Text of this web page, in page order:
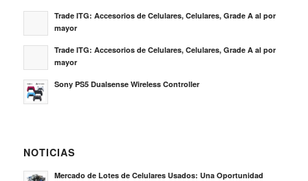
Trade ITG: Accesorios de Celulares, Celulares, Grade A al por
mayor
Trade ITG: Accesorios de Celulares, Celulares, Grade A al por
mayor
Sony PS5 Dualsense Wireless Controller
NOTICIAS
Mercado de Lotes de Celulares Usados: Una Oportunidad